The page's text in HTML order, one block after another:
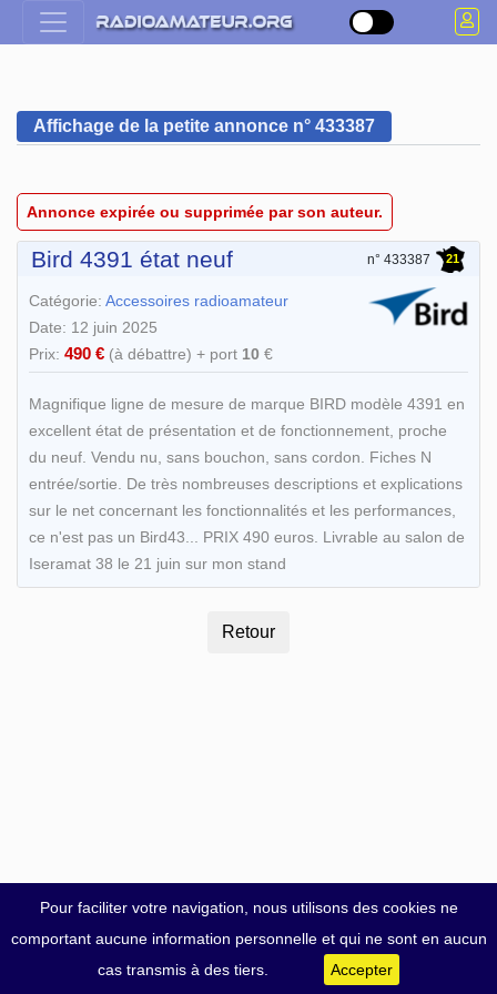
Pour faciliter votre navigation, nous utilisons des cookies ne
comportant aucune information personnelle et qui ne sont en aucun
cas transmis à des tiers.
Accepter
Affichage de la petite annonce n° 433387
Annonce expirée ou supprimée par son auteur.
Bird 4391 état neuf n° 433387 21
Catégorie: Accessoires radioamateur
Date: 12 juin 2025
Prix: 490 € (à débattre) + port 10€
Magnifique ligne de mesure de marque BIRD modèle 4391 en
excellent état de présentation et de fonctionnement, proche
du neuf. Vendu nu, sans bouchon, sans cordon. Fiches N
entrée/sortie. De très nombreuses descriptions et explications
sur le net concernant les fonctionnalités et les performances,
ce n'est pas un Bird43... PRIX 490 euros. Livrable au salon de
Iseramat 38 le 21 juin sur mon stand